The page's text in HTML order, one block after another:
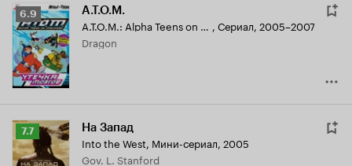
Рейтинг
Кинопоиска
6.9
6.9 A.T.O.M.
A.T.O.M.: Alpha Teens on Machines , Сериал, 2005–2007
Dragon
Рейтинг
Кинопоиска
7.7
7.7 На Запад
Into the West, Мини-сериал, 2005
Gov. L. Stanford